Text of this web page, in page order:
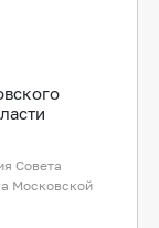
Совета
Московской